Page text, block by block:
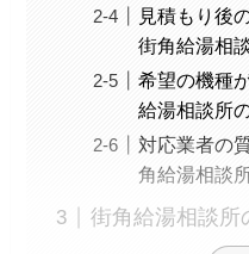
見積もり後
街角給湯相
希望の機種
給湯相談所
対応業者の
角給湯相談
街角給湯相談所